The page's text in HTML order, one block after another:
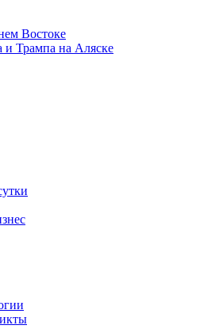
Востоке
и Трампа на Аляске